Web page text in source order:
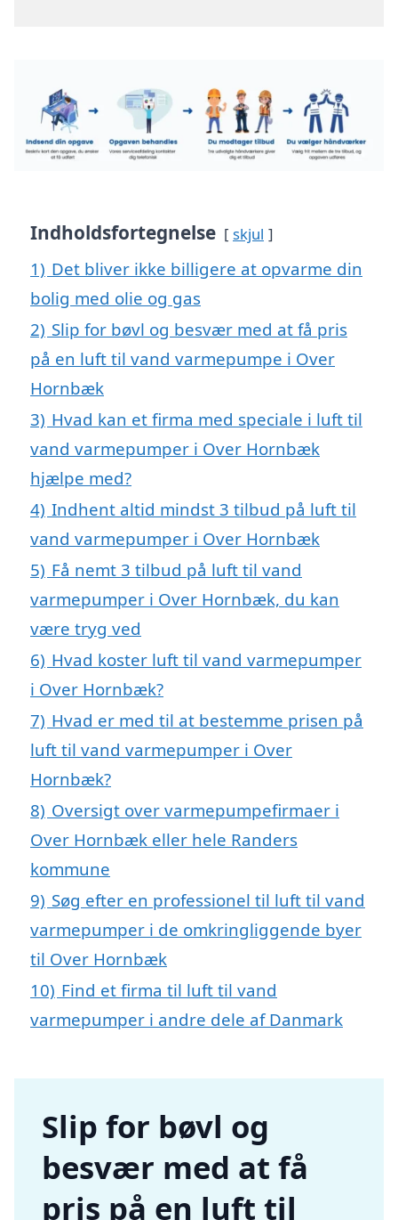
Indholdsfortegnelse skjul
1) Det bliver ikke billigere at opvarme din
bolig med olie og gas
2) Slip for bøvl og besvær med at få pris
på en luft til vand varmepumpe i Over
Hornbæk
3) Hvad kan et firma med speciale i luft til
vand varmepumper i Over Hornbæk
hjælpe med?
4) Indhent altid mindst 3 tilbud på luft til
vand varmepumper i Over Hornbæk
5) Få nemt 3 tilbud på luft til vand
varmepumper i Over Hornbæk, du kan
være tryg ved
6) Hvad koster luft til vand varmepumper
i Over Hornbæk?
7) Hvad er med til at bestemme prisen på
luft til vand varmepumper i Over
Hornbæk?
8) Oversigt over varmepumpefirmaer i
Over Hornbæk eller hele Randers
kommune
9) Søg efter en professionel til luft til vand
varmepumper i de omkringliggende byer
til Over Hornbæk
10) Find et firma til luft til vand
varmepumper i andre dele af Danmark
Slip for bøvl og
besvær med at få
pris på en luft til